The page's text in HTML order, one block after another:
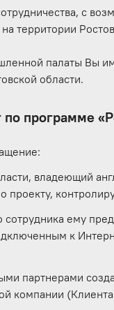
с
территории
палаты Вы
области.
по программе
владеющий
проекту,
ему
к
партнерами
компании